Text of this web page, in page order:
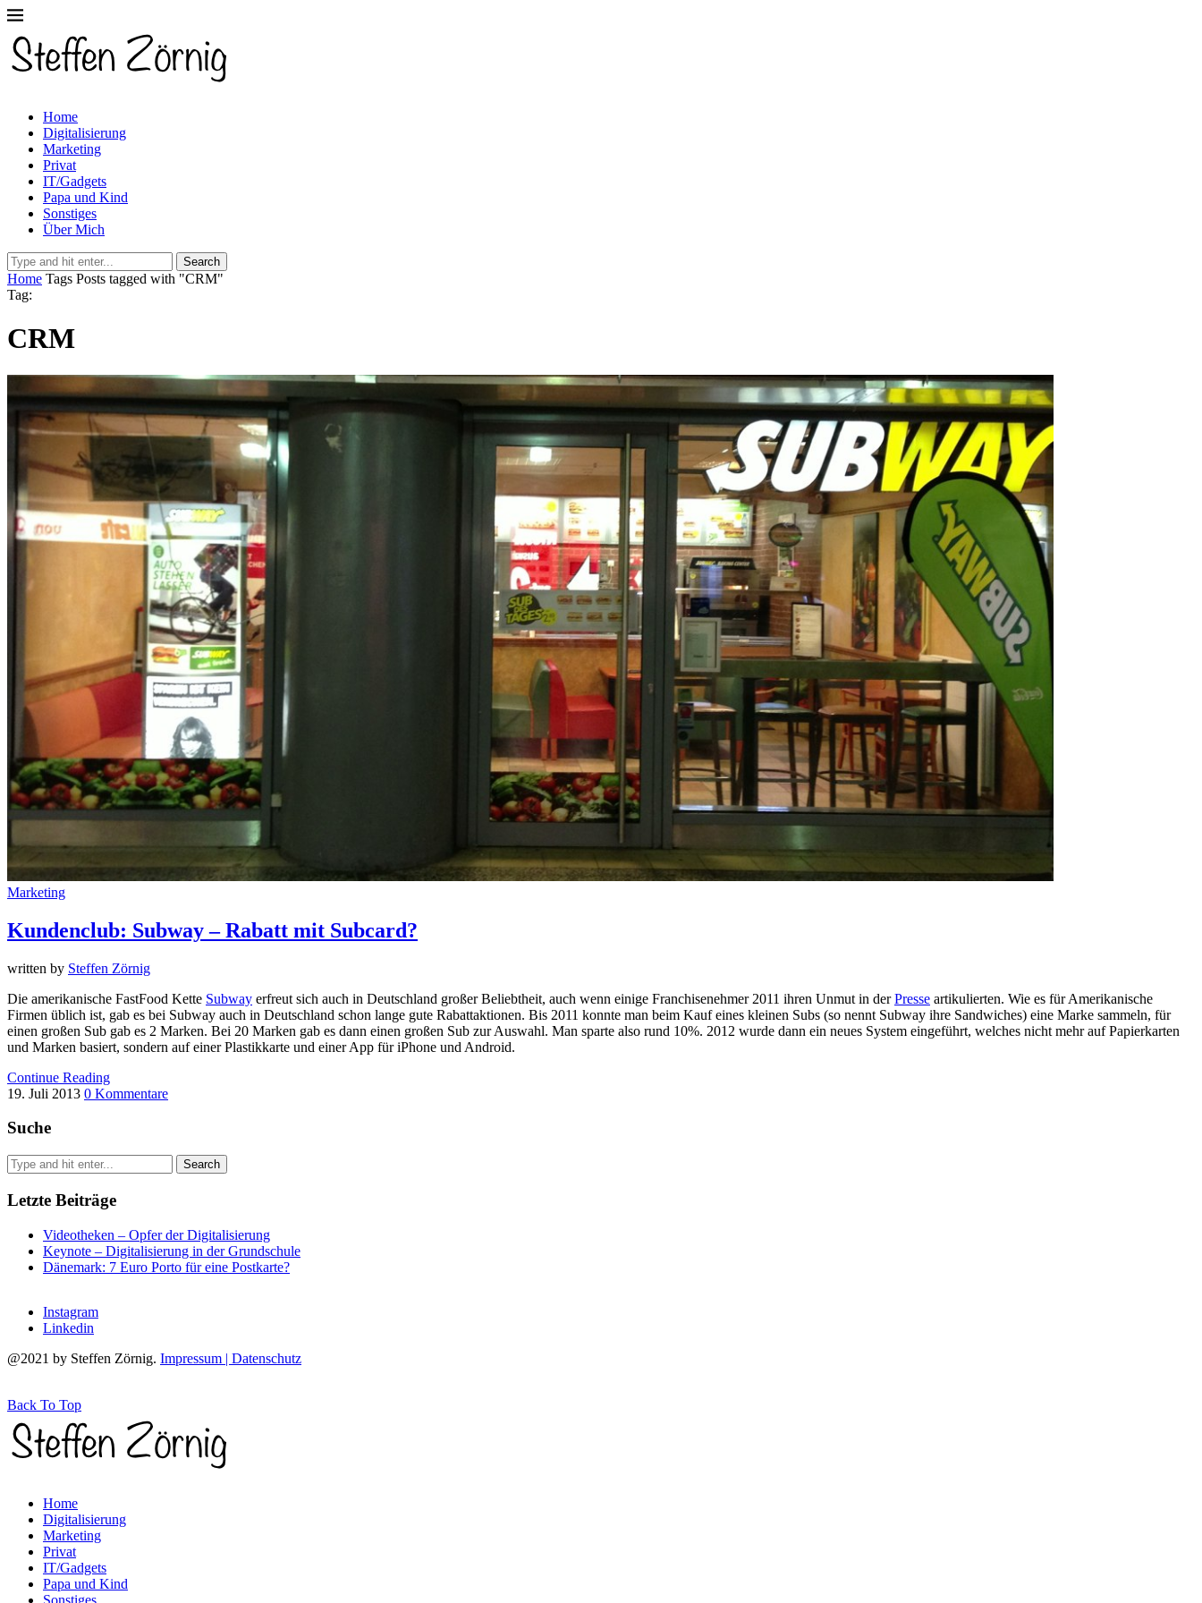
Home
Digitalisierung
Marketing
Privat
IT/Gadgets
Papa und Kind
Sonstiges
Über Mich
Search
Home Tags Posts tagged with "CRM"
Tag:
CRM
Marketing
Kundenclub: Subway – Rabatt mit Subcard?
written by Steffen Zörnig
Die amerikanische FastFood Kette Subway erfreut sich auch in Deutschland großer Beliebtheit, auch wenn einige Franchisenehmer 2011 ihren Unmut in derPresse artikulierten. Wie es für Amerikanische
Firmen üblich ist, gab es bei Subway auch in Deutschland schon lange gute Rabattaktionen. Bis 2011 konnte man beim Kauf eines kleinen Subs (so nennt Subway ihre Sandwiches) eine Marke sammeln, für
einen großen Sub gab es 2 Marken. Bei 20 Marken gab es dann einen großen Sub zur Auswahl. Man sparte also rund 10%. 2012 wurde dann ein neues System eingeführt, welches nicht mehr auf Papierkarten
und Marken basiert, sondern auf einer Plastikkarte und einer App für iPhone und Android.
Continue Reading
19. Juli 2013 0 Kommentare
Suche
Letzte Beiträge
Videotheken – Opfer der Digitalisierung
Keynote – Digitalisierung in der Grundschule
Dänemark: 7 Euro Porto für eine Postkarte?
Instagram
Linkedin
@2021 by Steffen Zörnig. Impressum | Datenschutz
Back To Top
Home
Digitalisierung
Marketing
Privat
IT/Gadgets
Papa und Kind
Sonstiges